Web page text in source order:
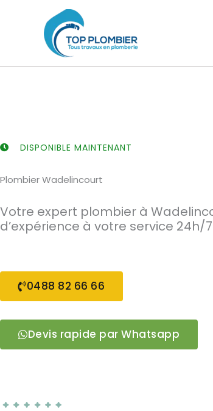
DISPONIBLE MAINTENANT
Plombier Wadelincourt
Votre expert plombier à
d’expérience à votre service 24h/7
0488 82 66 66
Devis rapide par Whatsapp